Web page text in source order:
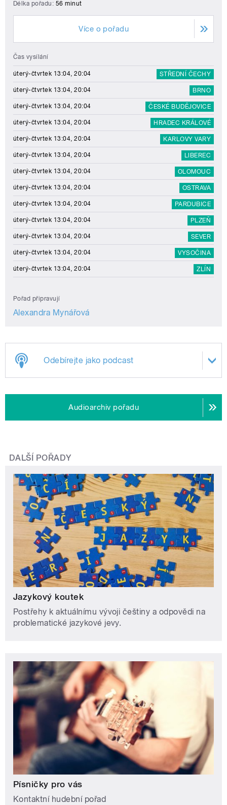
Délka pořadu: 56 minut
Více o pořadu
Čas vysílání
úterý-čtvrtek 13:04, 20:04 STŘEDNÍ ČECHY
úterý-čtvrtek 13:04, 20:04 BRNO
úterý-čtvrtek 13:04, 20:04 ČESKÉ BUDĚJOVICE
úterý-čtvrtek 13:04, 20:04 HRADEC KRÁLOVÉ
úterý-čtvrtek 13:04, 20:04 KARLOVY VARY
úterý-čtvrtek 13:04, 20:04 LIBEREC
úterý-čtvrtek 13:04, 20:04 OLOMOUC
úterý-čtvrtek 13:04, 20:04 OSTRAVA
úterý-čtvrtek 13:04, 20:04 PARDUBICE
úterý-čtvrtek 13:04, 20:04 PLZEŇ
úterý-čtvrtek 13:04, 20:04 SEVER
úterý-čtvrtek 13:04, 20:04 VYSOČINA
úterý-čtvrtek 13:04, 20:04 ZLÍN
Pořad připravují
Alexandra Mynářová
Odebírejte jako podcast
Audioarchiv pořadu
DALŠÍ POŘADY
Jazykový koutek
Postřehy k aktuálnímu vývoji češtiny a odpovědi na
problematické jazykové jevy.
Písničky pro vás
Kontaktní hudební pořad